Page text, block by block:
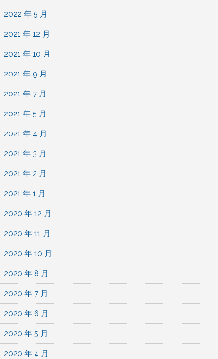
2022 年 5 月
2021 年 12 月
2021 年 10 月
2021 年 9 月
2021 年 7 月
2021 年 5 月
2021 年 4 月
2021 年 3 月
2021 年 2 月
2021 年 1 月
2020 年 12 月
2020 年 11 月
2020 年 10 月
2020 年 8 月
2020 年 7 月
2020 年 6 月
2020 年 5 月
2020 年 4 月